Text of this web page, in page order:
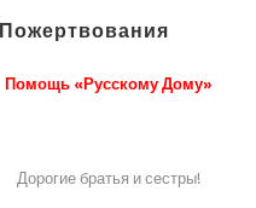
Пожертвования
Помощь «Русскому Дому»
Дорогие братья и сестры!